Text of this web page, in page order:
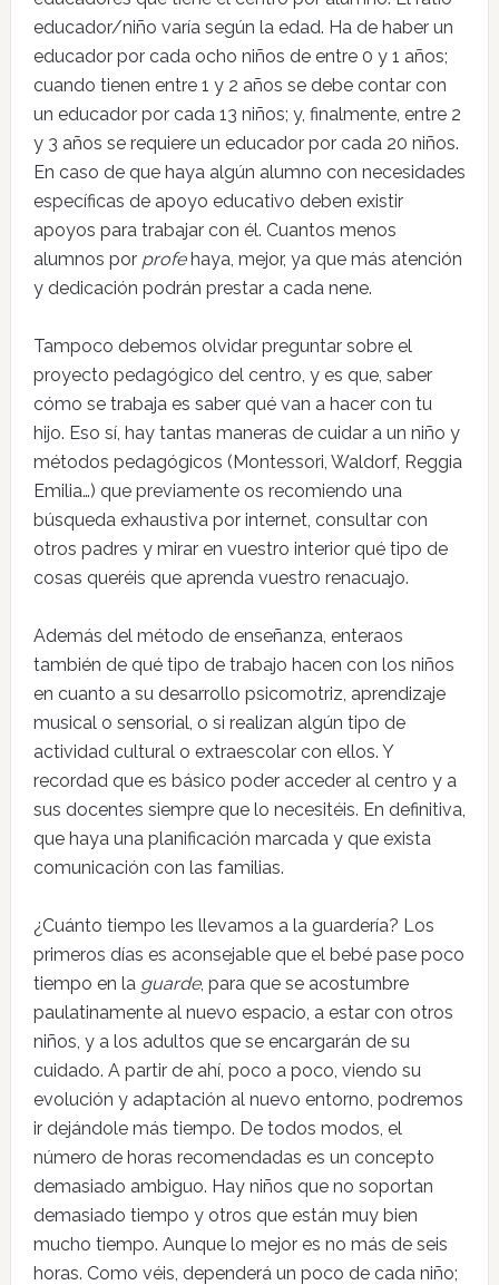
educador/niño varía según la edad. Ha de haber un
educador por cada ocho niños de entre 0 y 1 años;
cuando tienen entre 1 y 2 años se debe contar con
un educador por cada 13 niños; y, finalmente, entre 2
y 3 años se requiere un educador por cada 20 niños.
En caso de que haya algún alumno con necesidades
específicas de apoyo educativo deben existir
apoyos para trabajar con él. Cuantos menos
alumnos por profehaya, mejor, ya que más atención
y dedicación podrán prestar a cada nene.
Tampoco debemos olvidar preguntar sobre el
proyecto pedagógico del centro, y es que, saber
cómo se trabaja es saber qué van a hacer con tu
hijo. Eso sí, hay tantas maneras de cuidar a un niño y
métodos pedagógicos (Montessori, Waldorf, Reggia
Emilia…) que previamente os recomiendo una
búsqueda exhaustiva por internet, consultar con
otros padres y mirar en vuestro interior qué tipo de
cosas queréis que aprenda vuestro renacuajo.
Además del método de enseñanza, enteraos
también de qué tipo de trabajo hacen con los niños
en cuanto a su desarrollo psicomotriz, aprendizaje
musical o sensorial, o si realizan algún tipo de
actividad cultural o extraescolar con ellos. Y
recordad que es básico poder acceder al centro y a
sus docentes siempre que lo necesitéis. En definitiva,
que haya una planificación marcada y que exista
comunicación con las familias.
¿Cuánto tiempo les llevamos a la guardería? Los
primeros días es aconsejable que el bebé pase poco
tiempo en la guarde, para que se acostumbre
paulatinamente al nuevo espacio, a estar con otros
niños, y a los adultos que se encargarán de su
cuidado. A partir de ahí, poco a poco, viendo su
evolución y adaptación al nuevo entorno, podremos
ir dejándole más tiempo. De todos modos, el
número de horas recomendadas es un concepto
demasiado ambiguo. Hay niños que no soportan
demasiado tiempo y otros que están muy bien
mucho tiempo. Aunque lo mejor es no más de seis
horas. Como véis, dependerá un poco de cada niño;